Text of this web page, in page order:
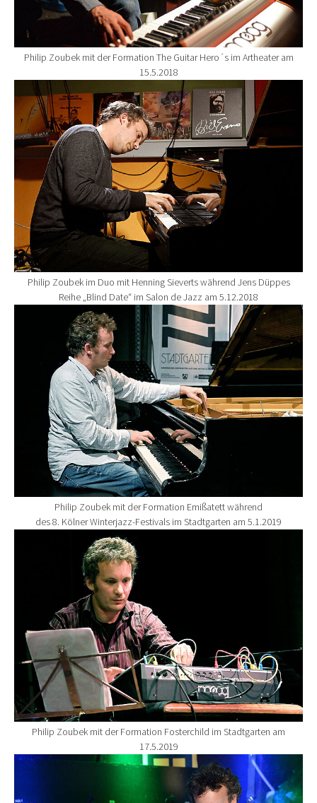
Philip Zoubek mit der Formation The Guitar Hero´s im Artheater am
15.5.2018
Show larger version for:
Philip Zoubek im Duo mit Henning Sieverts während Jens Düppes
Reihe „Blind Date“ im Salon de Jazz am 5.12.2018
Show larger version for:
Philip Zoubek mit der Formation Emißatett während
des 8. Kölner Winterjazz-Festivals im Stadtgarten am 5.1.2019
Show larger version for:
Philip Zoubek mit der Formation Fosterchild im Stadtgarten am
17.5.2019
Show larger version for: